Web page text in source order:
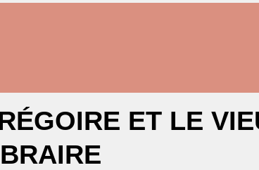
ET LE